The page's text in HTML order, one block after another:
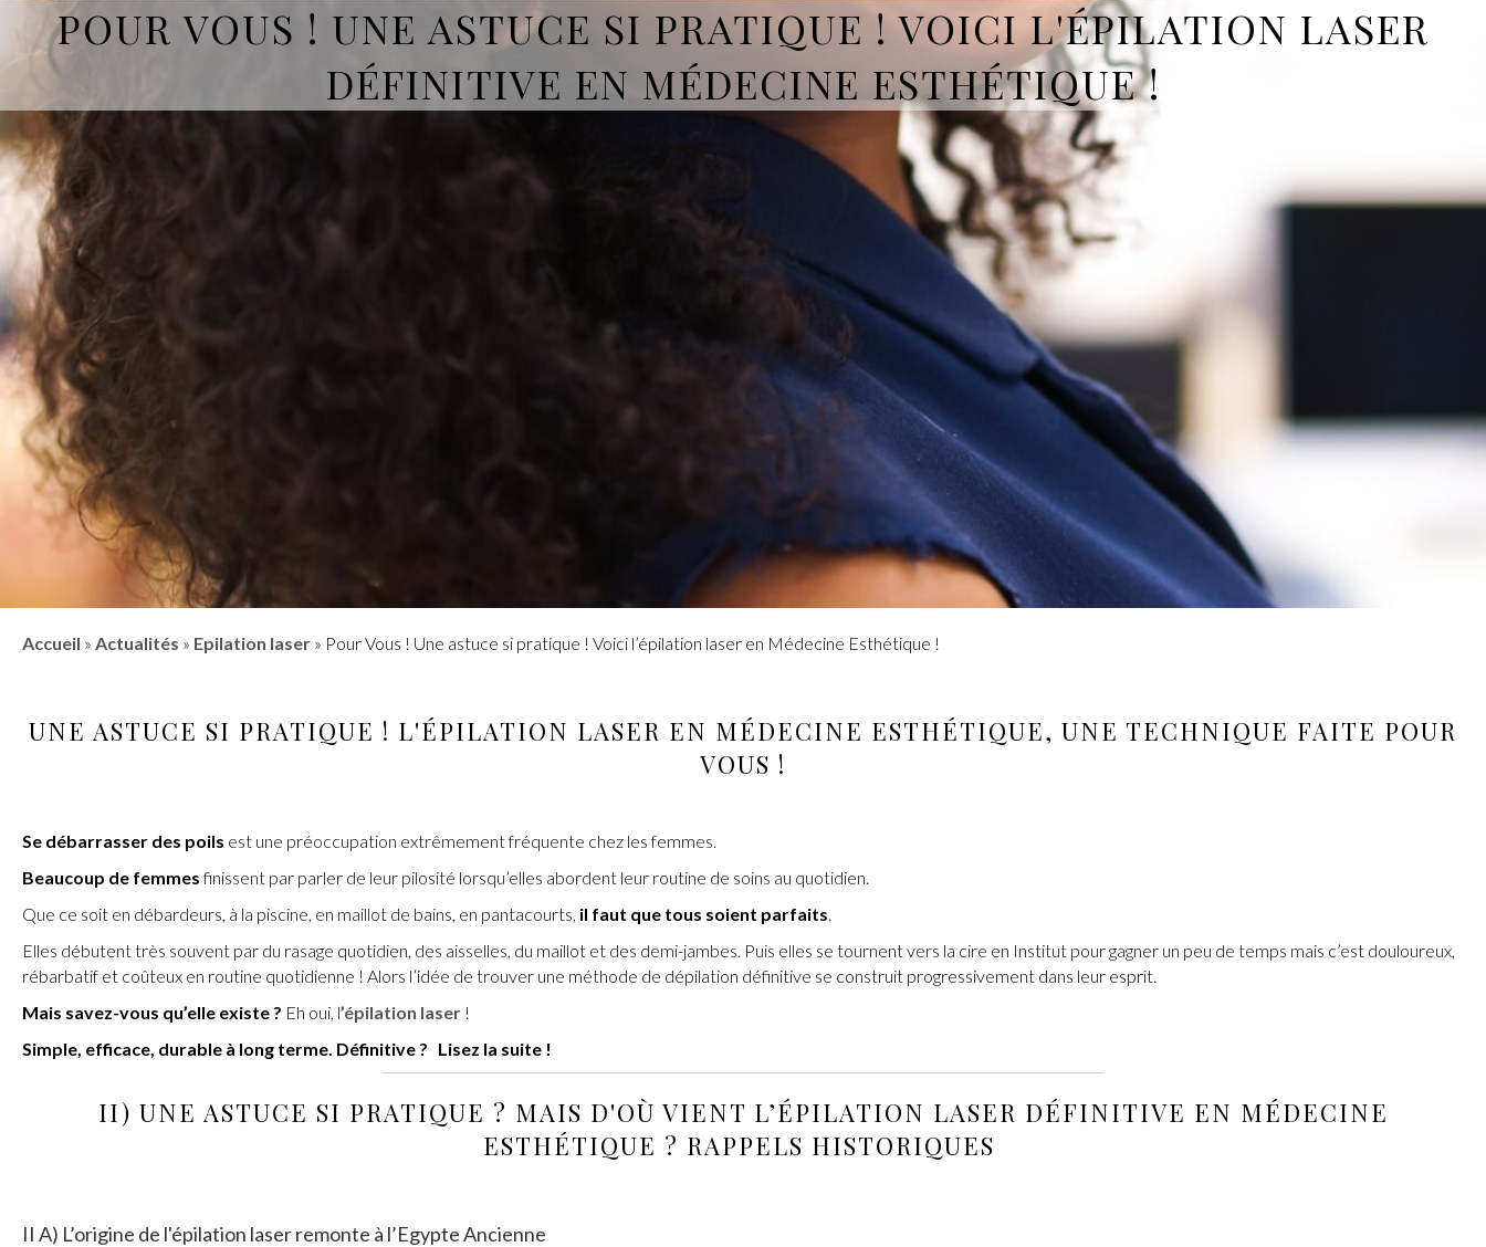
POUR VOUS ! UNE ASTUCE SI PRATIQUE ! VOICI L'ÉPILATION LASER
DÉFINITIVE EN MÉDECINE ESTHÉTIQUE !
Accueil » Actualités » Epilation laser » Pour Vous ! Une astuce si pratique ! Voici l’épilation laser en Médecine Esthétique !
UNE ASTUCE SI PRATIQUE ! L'ÉPILATION LASER EN MÉDECINE ESTHÉTIQUE, UNE TECHNIQUE FAITE POUR
VOUS !
Se débarrasser des poils est une préoccupation extrêmement fréquente chez les femmes.
Beaucoup de femmesfinissent par parler de leur pilosité lorsqu’elles abordent leur routine de soins au quotidien.
Que ce soit en débardeurs, à la piscine, en maillot de bains, en pantacourts, il faut que tous soient parfaits.
Elles débutent très souvent par du rasage quotidien, des aisselles, du maillot et des demi-jambes. Puis elles se tournent vers la cire en Institut pour gagner un peu de temps mais c’est douloureux,
rébarbatif et coûteux en routine quotidienne ! Alors l’idée de trouver une méthode de dépilation définitive se construit progressivement dans leur esprit.
Mais savez-vous qu’elle existe ? Eh oui, l’épilation laser !
Simple, efficace, durable à long terme. Définitive ? Lisez la suite !
II) UNE ASTUCE SI PRATIQUE ? MAIS D'OÙ VIENT L’ÉPILATION LASER DÉFINITIVE EN MÉDECINE
ESTHÉTIQUE ? RAPPELS HISTORIQUES
II A) L’origine de l'épilation laserremonte à l’Egypte Ancienne